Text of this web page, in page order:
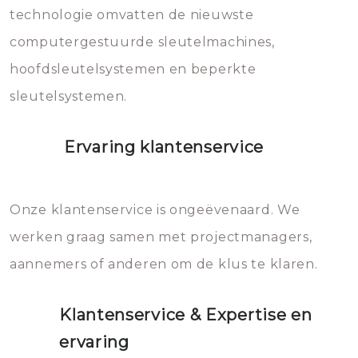
vermijden.
technologie omvatten de nieuwste
computergestuurde sleutelmachines,
hoofdsleutelsystemen en beperkte
sleutelsystemen.
Ervaring klantenservice
Onze klantenservice is ongeëvenaard. We
werken graag samen met projectmanagers,
aannemers of anderen om de klus te klaren.
Klantenservice & Expertise en
ervaring